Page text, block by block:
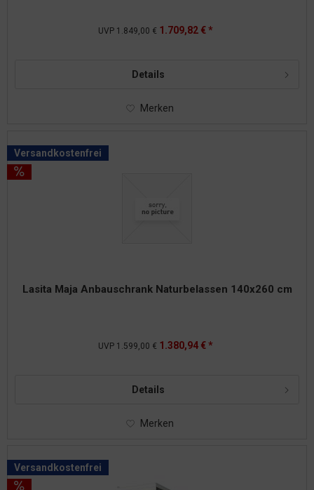
UVP 1.849,00 € 1.709,82 € *
Details
Merken
Versandkostenfrei
Lasita Maja Anbauschrank Naturbelassen 140x260 cm
UVP 1.599,00 € 1.380,94 € *
Details
Merken
Versandkostenfrei